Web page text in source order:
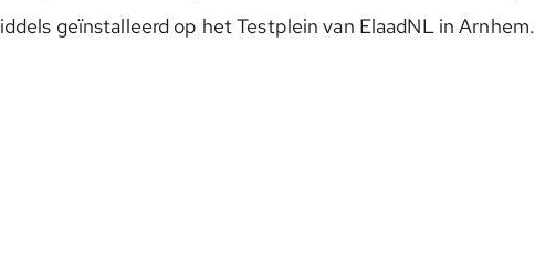
geïnstalleerd op het Testplein van ElaadNL in Arnhem.